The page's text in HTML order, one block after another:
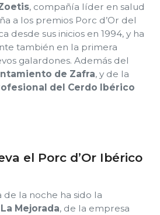
, compañía líder en salud
a los premios Porc d’Or del
desde sus inicios en 1994, y ha
también en la primera
galardones. Además del
de Zafra, y de la
del Cerdo Ibérico
el Porc d’Or Ibérico
de la noche ha sido la
Mejorada, de la empresa